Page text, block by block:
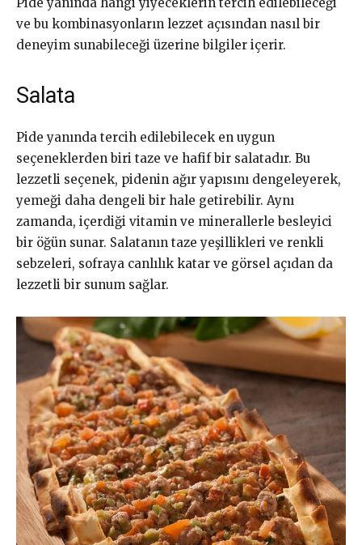
ve bu kombinasyonların lezzet açısından nasıl bir
deneyim sunabileceği üzerine bilgiler içerir.
Salata
Pide yanında tercih edilebilecek en uygun
seçeneklerden biri taze ve hafif bir salatadır. Bu
lezzetli seçenek, pidenin ağır yapısını dengeleyerek,
yemeği daha dengeli bir hale getirebilir. Aynı
zamanda, içerdiği vitamin ve minerallerle besleyici
bir öğün sunar. Salatanın taze yeşillikleri ve renkli
sebzeleri, sofraya canlılık katar ve görsel açıdan da
lezzetli bir sunum sağlar.